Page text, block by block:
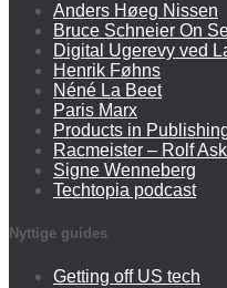
Anders Høeg Nissen
Bruce Schneier On
Digital Ugerevy ved
Henrik Føhns
Néné La Beet
Paris Marx
Products in
Racmeister – Rolf
Signe Wenneberg
Techtopia podcast
Nyttige guides
Getting off US tech